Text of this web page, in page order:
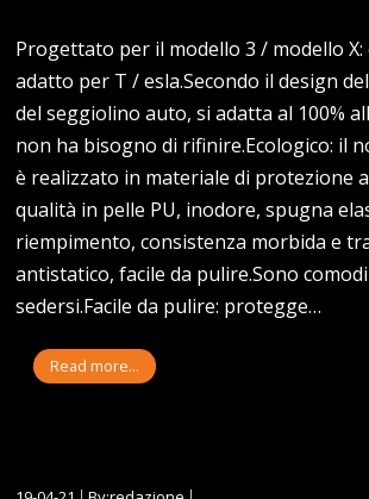
Progettato per il modello 3 / modello X:
adatto per T / esla.Secondo il design
del seggiolino auto, si adatta al 100%
non ha bisogno di rifinire.Ecologico: il
è realizzato in materiale di protezione
qualità in pelle PU, inodore, spugna
riempimento, consistenza morbida e
antistatico, facile da pulire.Sono
sedersi.Facile da pulire: protegge…
Read more...